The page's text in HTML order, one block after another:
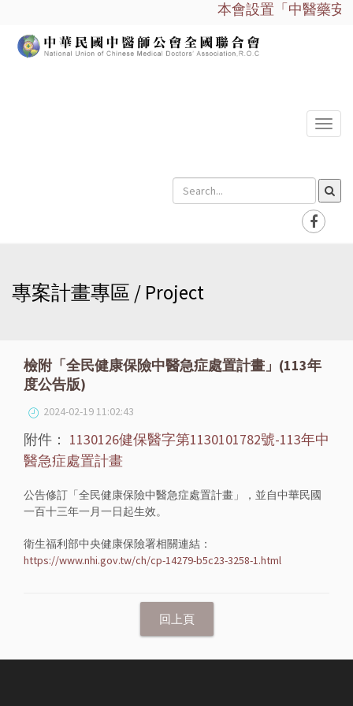
本會設置「中醫藥安
選
專案計畫專區 / Project
檢附「全民健康保險中醫急症處置計畫」(113年
度公告版)
2024-02-19 11:02:43
附件： 1130126健保醫字第1130101782號-113年中
醫急症處置計畫
公告修訂「全民健康保險中醫急症處置計畫」，並自中華民國
一百十三年一月一日起生效。
衛生福利部中央健康保險署相關連結：
https://www.nhi.gov.tw/ch/cp-14279-b5c23-3258-1.html